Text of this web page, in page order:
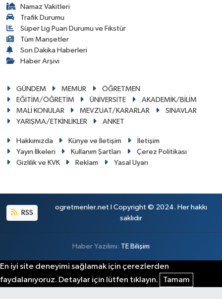
Namaz Vakitleri
Trafik Durumu
Süper Lig Puan Durumu ve Fikstür
Tüm Manşetler
Son Dakika Haberleri
Haber Arşivi
GÜNDEM MEMUR
ÖĞRETMEN
EĞİTİM/ÖĞRETİM
ÜNİVERSİTE
AKADEMİK/BİLİM
MALİ KONULAR
MEVZUAT/KARARLAR
SINAVLAR
YARIŞMA/ETKİNLİKLER
ANKET
Hakkımızda Künye ve İletişim
İletişim
Yayın İlkeleri
Kullanım Şartları
Çerez Politikası
Gizlilik ve KVK
Reklam Yasal Uyarı
RSS
ogretmenler.net I Copyright © 2024. Her hakkı
saklıdır
Haber Yazılımı: TE Bilişim
En iyi site deneyimi sağlamak için çerezlerden
faydalanıyoruz. Detaylar için lütfen tıklayın.
Tamam